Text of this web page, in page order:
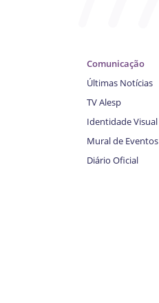
Comunicação
Últimas Notícias
TV Alesp
Identidade Visual
Mural de Eventos
Diário Oficial